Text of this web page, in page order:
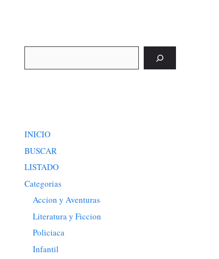
INICIO
BUSCAR
LISTADO
Categorias
Accion y Aventuras
Literatura y Ficcion
Policiaca
Infantil